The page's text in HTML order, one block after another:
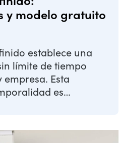
y modelo gratuito
establece una
límite de tiempo
Esta
es